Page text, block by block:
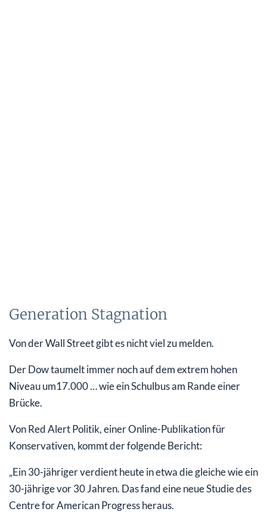
Generation Stagnation
Von der Wall Street gibt es nicht viel zu melden.
Der Dow taumelt immer noch auf dem extrem hohen
Niveau um17.000 … wie ein Schulbus am Rande einer
Brücke.
Von Red Alert Politik, einer Online-Publikation für
Konservativen, kommt der folgende Bericht:
„Ein 30-jähriger verdient heute in etwa die gleiche wie ein
30-jährige vor 30 Jahren. Das fand eine neue Studie des
Centre for American Progress heraus.